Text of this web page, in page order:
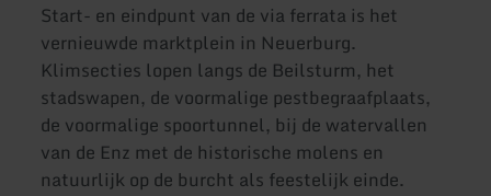
Start- en eindpunt van de via ferrata is het
vernieuwde marktplein in Neuerburg.
Klimsecties lopen langs de Beilsturm, het
stadswapen, de voormalige pestbegraafplaats,
de voormalige spoortunnel, bij de watervallen
van de Enz met de historische molens en
natuurlijk op de burcht als feestelijk einde.